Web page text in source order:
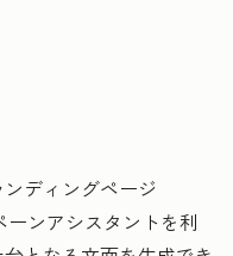
ディングページ
ーンアシスタントを利